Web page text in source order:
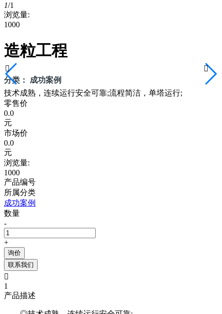
1/1
浏览量:
1000
造粒工程
分类： 成功案例
技术成熟，连续运行安全可靠;流程简洁，单塔运行;
零售价
0.0
元
市场价
0.0
元
浏览量:
1000
产品编号
所属分类
成功案例
数量
-
+
询价
联系我们

1
产品描述
 